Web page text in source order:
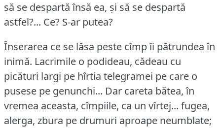
să se despartă însă ea, și să se despartă
astfel?... Ce? S-ar putea?
Înserarea ce se lăsa peste cîmp îi pătrundea în
inimă. Lacrimile o podideau, cădeau cu
picături largi pe hîrtia telegramei pe care o
pusese pe genunchi... Dar careta bătea, în
vremea aceasta, cîmpiile, ca un vîrtej... fugea,
alerga, zbura pe drumuri aproape neumblate;